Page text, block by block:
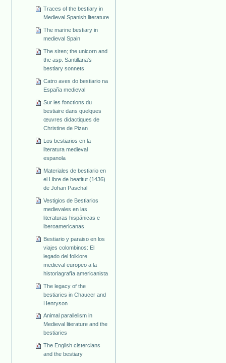
Traces of the bestiary in
Medieval Spanish literature
The marine bestiary in
medieval Spain
The siren; the unicorn and
the asp. Santillana's
bestiary sonnets
Catro aves do bestiario na
España medieval
Sur les fonctions du
bestiaire dans quelques
œuvres didactiques de
Christine de Pizan
Los bestiarios en la
literatura medieval
espanola
Materiales de bestiario en
el Libre de beatitut (1436)
de Johan Paschal
Vestigios de Bestiarios
medievales en las
literaturas hispánicas e
iberoamericanas
Bestiario y paraiso en los
viajes colombinos: El
legado del folklore
medieval europeo a la
historiagrafía americanista
The legacy of the
bestiaries in Chaucer and
Henryson
Animal parallelism in
Medieval literature and the
bestiaries
The English cistercians
and the bestiary